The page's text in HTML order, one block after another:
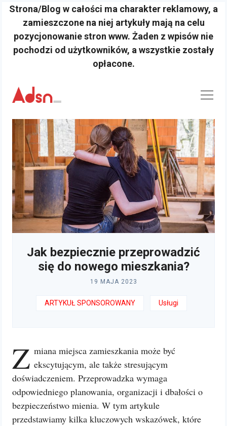
Strona/Blog w całości ma charakter reklamowy, a
zamieszczone na niej artykuły mają na celu
pozycjonowanie stron www. Żaden z wpisów nie
pochodzi od użytkowników, a wszystkie zostały
opłacone.
content
Jak bezpiecznie przeprowadzić
się do nowego mieszkania?
19 MAJA 2023
ARTYKUŁ SPONSOROWANY Usługi
Z miana miejsca zamieszkania może być
ekscytującym, ale także stresującym
doświadczeniem. Przeprowadzka wymaga
odpowiedniego planowania, organizacji i dbałości o
bezpieczeństwo mienia. W tym artykule
przedstawiamy kilka kluczowych wskazówek, które